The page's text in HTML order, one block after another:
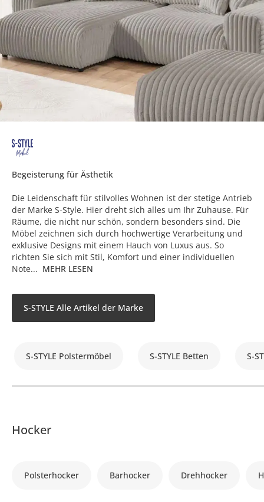
Begeisterung für Ästhetik
Die Leidenschaft für stilvolles Wohnen ist der stetige Antrieb
der Marke S-Style. Hier dreht sich alles um Ihr Zuhause. Für
Räume, die nicht nur schön, sondern besonders sind. Die
Möbel zeichnen sich durch hochwertige Verarbeitung und
exklusive Designs mit einem Hauch von Luxus aus. So
richten Sie sich mit Stil, Komfort und einer individuellen
Note... MEHR LESEN
S-STYLE Alle Artikel der Marke
S-STYLE Polstermöbel S-STYLE Betten S-
Hocker
Polsterhocker Barhocker Drehhocker